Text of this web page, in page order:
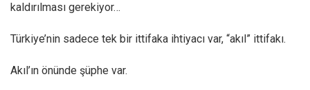
kaldırılması gerekiyor…
Türkiye’nin sadece tek bir ittifaka ihtiyacı var, “akıl” ittifakı.
Akıl’ın önünde şüphe var.